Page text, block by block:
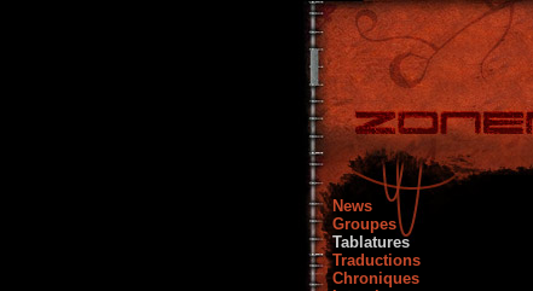
News
Groupes
Tablatures
Traductions
Chroniques